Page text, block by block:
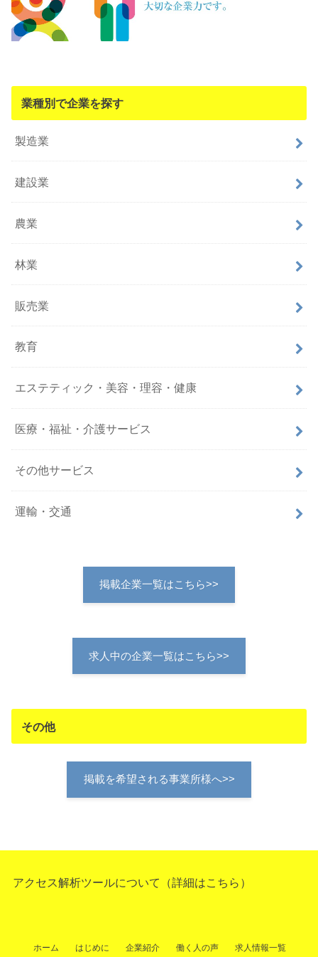
業種別で企業を探す
製造業
建設業
農業
林業
販売業
教育
エステティック・美容・理容・健康
医療・福祉・介護サービス
その他サービス
運輸・交通
掲載企業一覧はこちら>>
求人中の企業一覧はこちら>>
その他
掲載を希望される事業所様へ>>
アクセス解析ツールについて（詳細はこちら ）
ホーム はじめに 企業紹介 働く人の声 求人情報一覧